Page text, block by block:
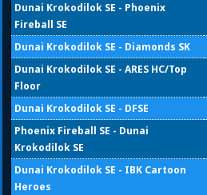
Dunai Krokodilok SE - Phoenix
Fireball SE
Dunai Krokodilok SE - Diamonds SK
Dunai Krokodilok SE - ARES HC/Top
Floor
Dunai Krokodilok SE - DFSE
Phoenix Fireball SE - Dunai
Krokodilok SE
Dunai Krokodilok SE - IBK Cartoon
Heroes